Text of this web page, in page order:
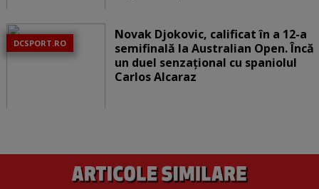
DCSPORT.RO
Novak Djokovic, calificat în a 12-a
semifinală la Australian Open. Încă
un duel senzațional cu spaniolul
Carlos Alcaraz